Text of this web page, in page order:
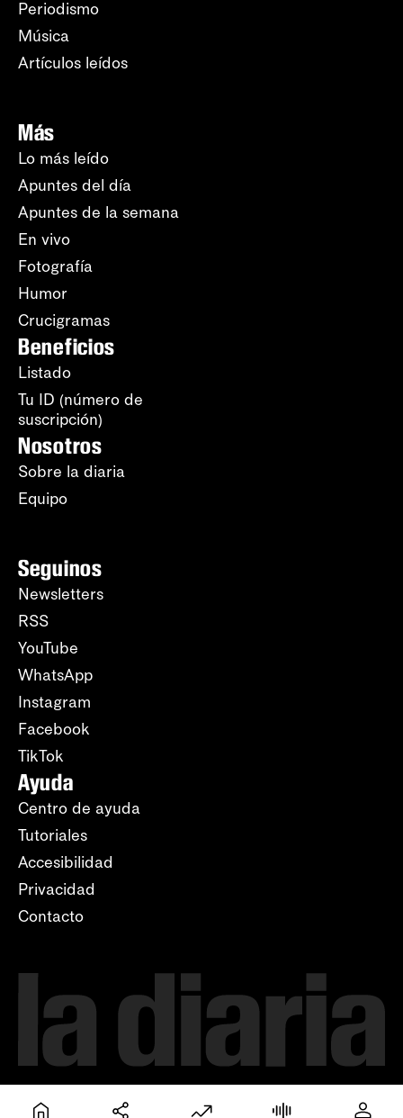
Periodismo
Música
Artículos leídos
Más
Lo más leído
Apuntes del día
Apuntes de la semana
En vivo
Fotografía
Humor
Crucigramas
Beneficios
Listado
Tu ID (número de
suscripción)
Nosotros
Sobre la diaria
Equipo
Seguinos
Newsletters
RSS
YouTube
WhatsApp
Instagram
Facebook
TikTok
Ayuda
Centro de ayuda
Tutoriales
Accesibilidad
Privacidad
Contacto